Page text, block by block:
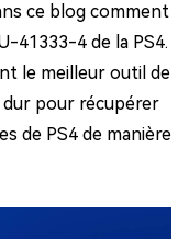
ce blog comment
41333-4 de la PS4.
le meilleur outil de
dur pour récupérer
de PS4 de manière